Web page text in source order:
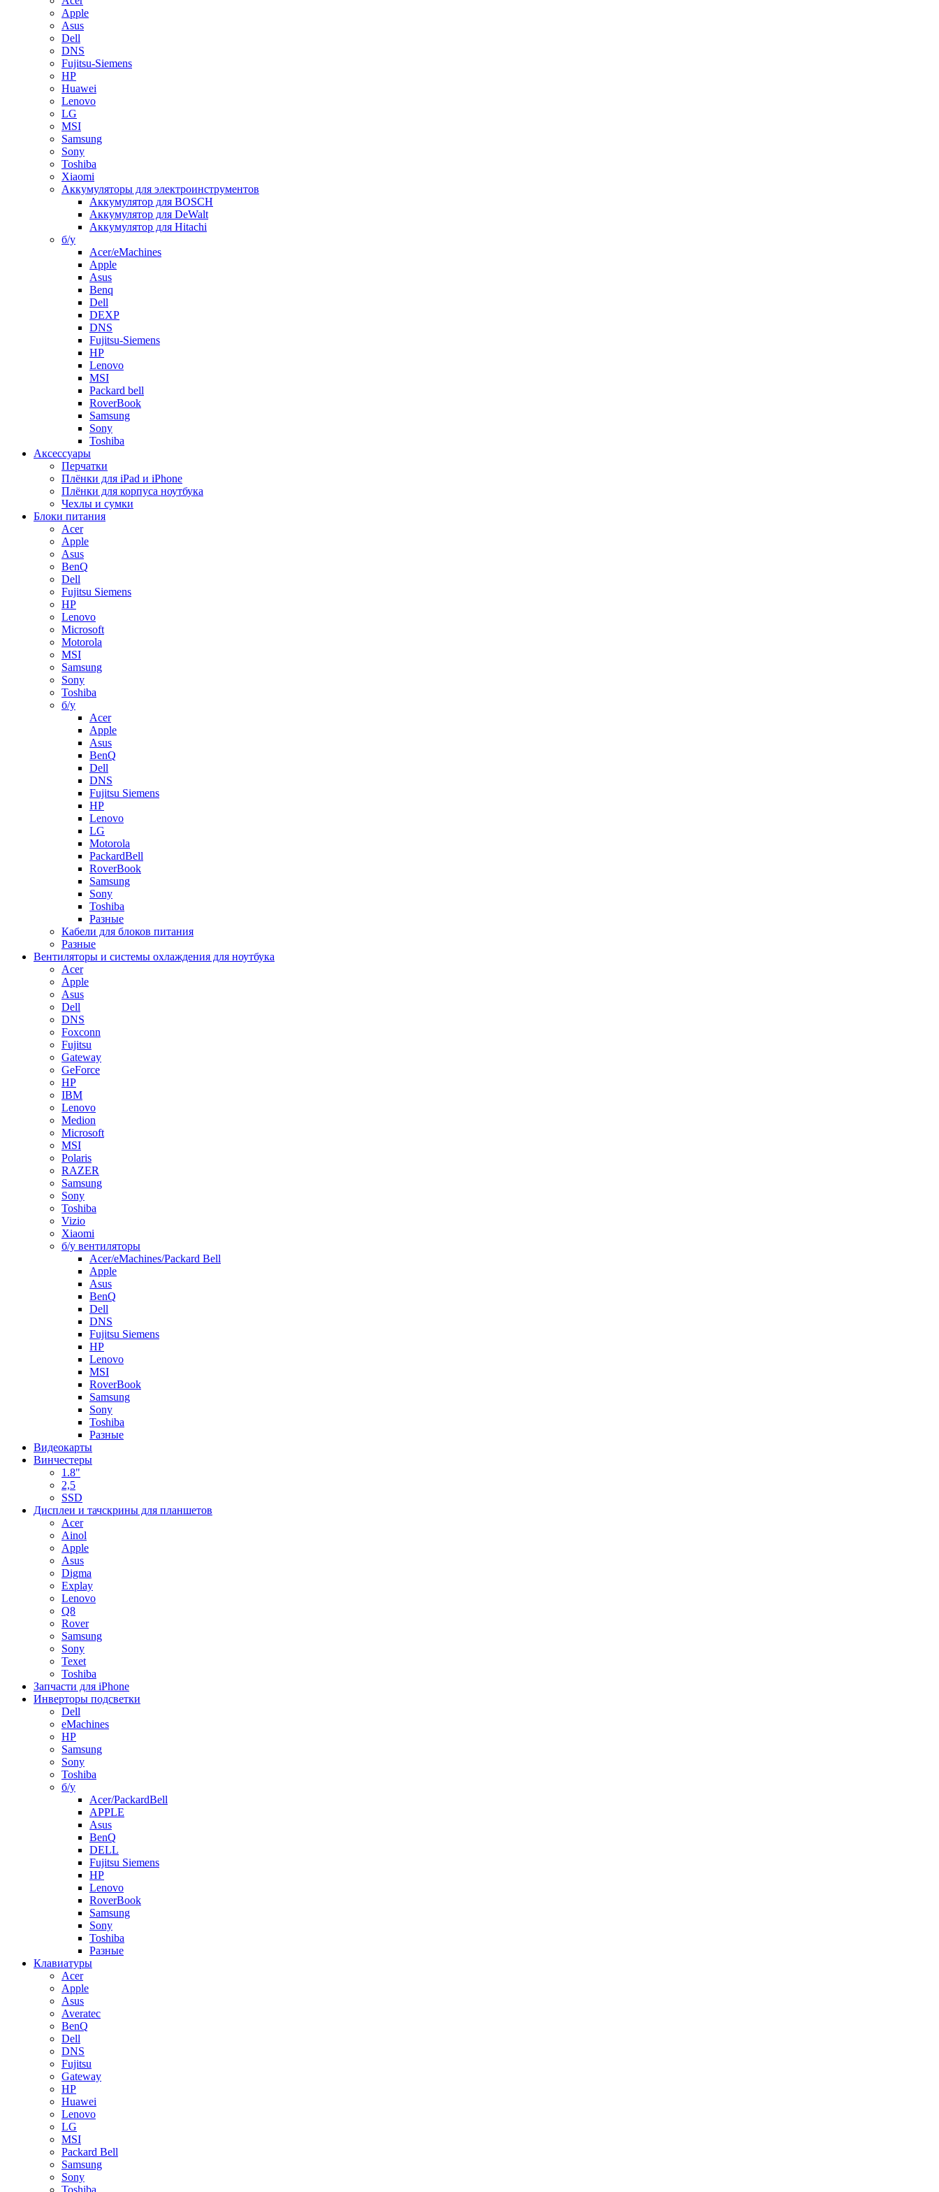
Apple
Asus
Dell
DNS
Fujitsu-Siemens
HP
Huawei
Lenovo
LG
MSI
Samsung
Sony
Toshiba
Xiaomi
Аккумуляторы для электроинструментов
Аккумулятор для BOSCH
Аккумулятор для DeWalt
Аккумулятор для Hitachi
б/у
Acer/eMachines
Apple
Asus
Benq
Dell
DEXP
DNS
Fujitsu-Siemens
HP
Lenovo
MSI
Packard bell
RoverBook
Samsung
Sony
Toshiba
Аксессуары
Перчатки
Плёнки для iPad и iPhone
Плёнки для корпуса ноутбука
Чехлы и сумки
Блоки питания
Acer
Apple
Asus
BenQ
Dell
Fujitsu Siemens
HP
Lenovo
Microsoft
Motorola
MSI
Samsung
Sony
Toshiba
б/у
Acer
Apple
Asus
BenQ
Dell
DNS
Fujitsu Siemens
HP
Lenovo
LG
Motorola
PackardBell
RoverBook
Samsung
Sony
Toshiba
Разные
Кабели для блоков питания
Разные
Вентиляторы и системы охлаждения для ноутбука
Acer
Apple
Asus
Dell
DNS
Foxconn
Fujitsu
Gateway
GeForce
HP
IBM
Lenovo
Medion
Microsoft
MSI
Polaris
RAZER
Samsung
Sony
Toshiba
Vizio
Xiaomi
б/у вентиляторы
Acer/eMachines/Packard Bell
Apple
Asus
BenQ
Dell
DNS
Fujitsu Siemens
HP
Lenovo
MSI
RoverBook
Samsung
Sony
Toshiba
Разные
Видеокарты
Винчестеры
1.8"
2,5
SSD
Дисплеи и тачскрины для планшетов
Acer
Ainol
Apple
Asus
Digma
Explay
Lenovo
Q8
Rover
Samsung
Sony
Texet
Toshiba
Запчасти для iPhone
Инверторы подсветки
Dell
eMachines
HP
Samsung
Sony
Toshiba
б/у
Acer/PackardBell
APPLE
Asus
BenQ
DELL
Fujitsu Siemens
HP
Lenovo
RoverBook
Samsung
Sony
Toshiba
Разные
Клавиатуры
Acer
Apple
Asus
Averatec
BenQ
Dell
DNS
Fujitsu
Gateway
HP
Huawei
Lenovo
LG
MSI
Packard Bell
Samsung
Sony
Toshiba